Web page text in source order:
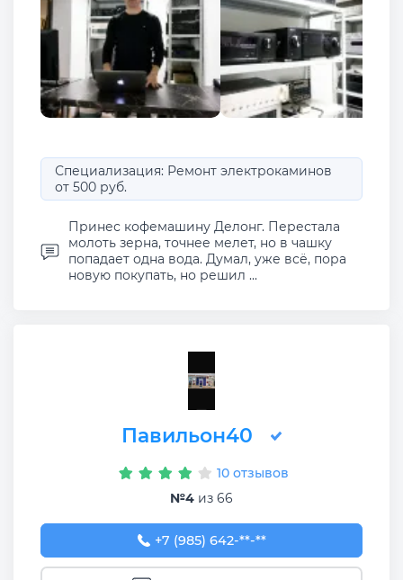
Специализация: Ремонт электрокаминов
от 500 руб.
Принес кофемашину Делонг. Перестала
молоть зерна, точнее мелет, но в чашку
попадает одна вода. Думал, уже всё, пора
новую покупать, но решил ...
Павильон40
10 отзывов
№4 из 66
+7 (985) 642-33-58
+7 (985) 642-**-**